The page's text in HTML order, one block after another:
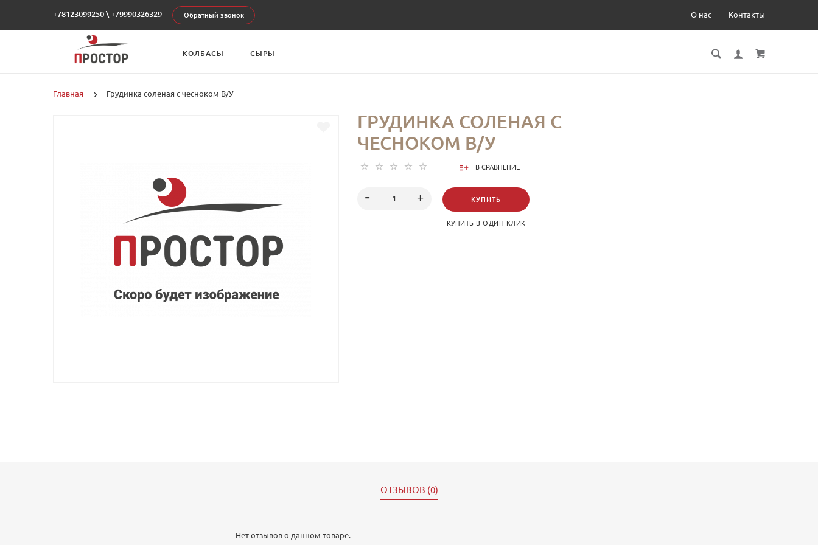
+78123099250 \ +79990326329 Обратный звонок О нас Контакты
КОЛБАСЫ СЫРЫ
Главная Грудинка соленая с чесноком В/У
ГРУДИНКА СОЛЕНАЯ С
ЧЕСНОКОМ В/У
В СРАВНЕНИЕ
КУПИТЬ
КУПИТЬ В ОДИН КЛИК
ОТЗЫВОВ (0)
Нет отзывов о данном товаре.